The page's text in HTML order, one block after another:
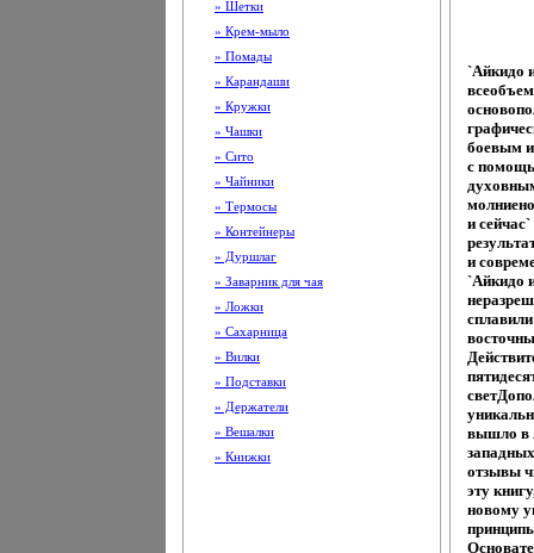
» Шетки
» Крем-мыло
» Помады
» Карандаши
» Кружки
» Чашки
» Сито
» Чайники
» Термосы
» Контейнеры
» Дуршлаг
» Заварник для чая
» Ложки
» Сахарница
» Вилки
» Подставки
» Держатели
» Вешалки
» Книжки
`Айкидо
боевым
с
и
и
`Айкидо
вышло в
отзывы
эту
новому